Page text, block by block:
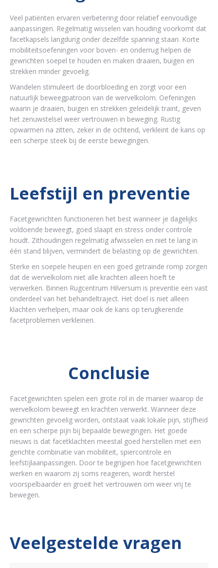
Veel patiënten ervaren verbetering door relatief eenvoudige
aanpassingen. Regelmatig wisselen van houding voorkomt dat
facetkapsels langdurig onder dezelfde spanning staan. Korte
mobiliteitsoefeningen voor boven- en onderrug helpen de
gewrichten soepel te houden en maken draaien, buigen en
strekken minder gevoelig.
Wandelen stimuleert de doorbloeding en zorgt voor een
natuurlijk beweegpatroon van de wervelkolom. Oefeningen
waarin je draaien, buigen en strekken geleidelijk traint, geven
het zenuwstelsel weer vertrouwen in beweging. Rustig
opwarmen na zitten, zeker in de ochtend, verkleint de kans op
een scherpe steek bij de eerste bewegingen.
Leefstijl en preventie
Facetgewrichten functioneren het best wanneer je dagelijks
voldoende beweegt, goed slaapt en stress onder controle
houdt. Zithoudingen regelmatig afwisselen en niet te lang in
één stand blijven, vermindert de belasting op de gewrichten.
Sterke en soepele heupen en een goed getrainde romp zorgen
dat de wervelkolom niet alle krachten alleen hoeft te
verwerken. Binnen Rugcentrum Hilversum is preventie een vast
onderdeel van het behandeltraject. Het doel is niet alleen
klachten verhelpen, maar ook de kans op terugkerende
facetproblemen verkleinen.
Conclusie
Facetgewrichten spelen een grote rol in de manier waarop de
wervelkolom beweegt en krachten verwerkt. Wanneer deze
gewrichten gevoelig worden, ontstaat vaak lokale pijn, stijfheid
en een scherpe pijn bij bepaalde bewegingen. Het goede
nieuws is dat facetklachten meestal goed herstellen met een
gerichte combinatie van mobiliteit, spiercontrole en
leefstijlaanpassingen. Door te begrijpen hoe facetgewrichten
werken en waarom zij soms reageren, wordt herstel
voorspelbaarder en groeit het vertrouwen om weer vrij te
bewegen.
Veelgestelde vragen